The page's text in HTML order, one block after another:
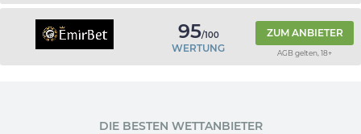
95/100
WERTUNG
ZUM ANBIETER
AGB gelten, 18+
DIE BESTEN WETTANBIETER